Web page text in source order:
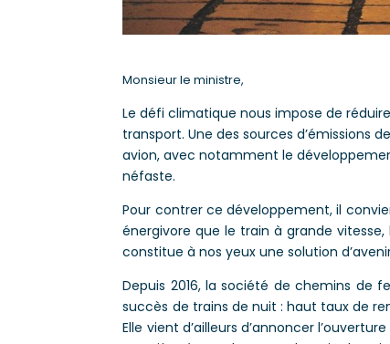
Monsieur le ministre,
Le défi climatique nous impose de
transport. Une des sources d’émissions
avion, avec notamment le
néfaste.
Pour contrer ce développement, il
énergivore que le train à grande
constitue à nos yeux une solution
Depuis 2016, la société de chemins de
succès de trains de nuit : haut taux de
Elle vient d’ailleurs d’annoncer